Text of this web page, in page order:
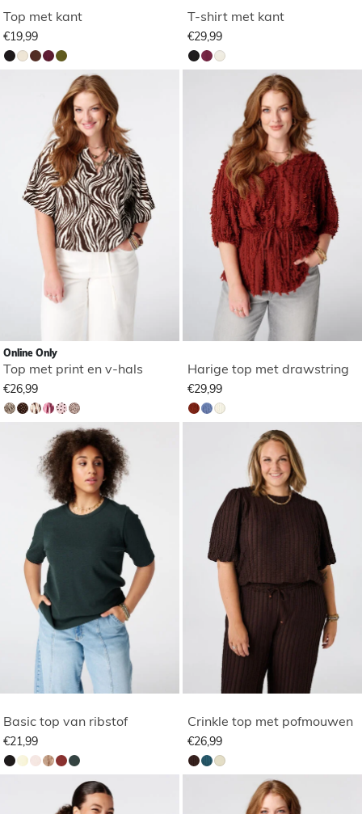
Top met kant
€19,99
T-shirt met kant
€29,99
Online Only
Top met print en v-hals
€26,99
Harige top met drawstring
€29,99
Basic top van ribstof
€21,99
Crinkle top met pofmouwen
€26,99